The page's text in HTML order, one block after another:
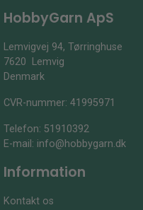
HobbyGarn ApS
Lemvigvej 94, Tørringhuse
7620 Lemvig
Denmark
CVR-nummer: 41995971
Telefon: 51910392
E-mail: info@hobbygarn.dk
Information
Kontakt os